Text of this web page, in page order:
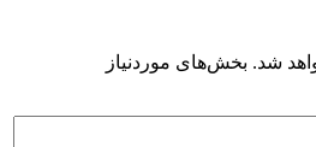
شد. بخش‌های موردنیاز